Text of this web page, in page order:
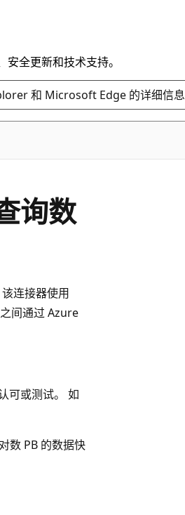
全更新和技术支持。
和 Microsoft Edge 的详细信息
询数
连接器使用
间通过 Azure
可或测试。 如
数 PB 的数据快